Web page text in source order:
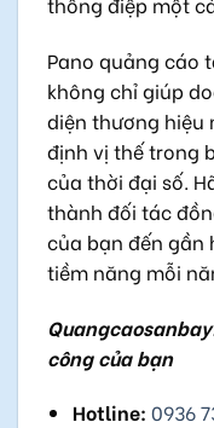
Pano quảng cáo
không chỉ giúp
diện thương hiệu
định vị thế trong
của thời đại số.
thành đối tác
của bạn đến gần
tiềm năng mỗi
công của bạn
Hotline: 0936